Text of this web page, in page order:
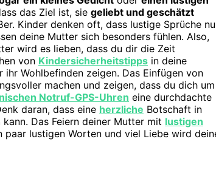
das Ziel ist, sie geliebt und geschätzt
Kinder denken oft, dass lustige Sprüche
deine Mutter sich besonders fühlen. Also,
wird es lieben, dass du dir die Zeit
von Kindersicherheitstipps in deine
Wohlbefinden zeigen. Das Einfügen von
machen und zeigen, dass du dich um
Notruf-GPS-Uhren eine durchdachte
daran, dass eine herzliche Botschaft in
Das Feiern deiner Mutter mit lustigen
paar lustigen Worten und viel Liebe wird